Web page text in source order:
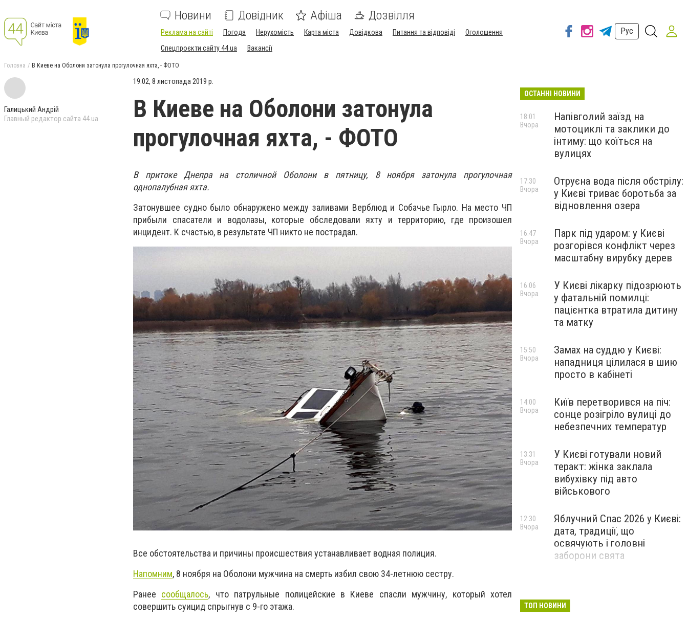
Новини Довідник Афіша Дозвілля
Реклама на сайті Погода Нерухомість Карта міста Довідкова Питання та відповіді
Оголошення
Спецпроєкти сайту 44.ua
Вакансії
Рус
Головна В Киеве на Оболони затонула прогулочная яхта, - ФОТО
Галицький Андрій
Главный редактор сайта 44.ua
19:02, 8 листопада 2019 р.
В Киеве на Оболони затонула
прогулочная яхта, - ФОТО
В притоке Днепра на столичной Оболони в пятницу, 8 ноября затонула прогулочная
однопалубная яхта.
Затонувшее судно было обнаружено между заливами Верблюд и Собачье Гырло. На место ЧП
прибыли спасатели и водолазы, которые обследовали яхту и территорию, где произошел
инцидент. К счастью, в результате ЧП никто не пострадал.
Все обстоятельства и причины происшествия устанавливает водная полиция.
Напомним, 8 ноября на Оболони мужчина на смерть избил свою 34-летнюю сестру.
Ранее сообщалось, что патрульные полицейские в Киеве спасли мужчину, который хотел
совершить суицид спрыгнув с 9-го этажа.
ОСТАННІ НОВИНИ
Напівголий заїзд на
мотоциклі та заклики до
інтиму: що коїться на
вулицях
18:01
Вчора
Отруєна вода після обстрілу:
у Києві триває боротьба за
відновлення озера
17:30
Вчора
Парк під ударом: у Києві
розгорівся конфлікт через
масштабну вирубку дерев
16:47
Вчора
У Києві лікарку підозрюють
у фатальній помилці:
пацієнтка втратила дитину
та матку
16:06
Вчора
Замах на суддю у Києві:
нападниця цілилася в шию
просто в кабінеті
15:50
Вчора
Київ перетворився на піч:
сонце розігріло вулиці до
небезпечних температур
14:00
Вчора
У Києві готували новий
теракт: жінка заклала
вибухівку під авто
військового
13:31
Вчора
Яблучний Спас 2026 у Києві:
дата, традиції, що
освячують і головні
заборони свята
12:30
Вчора
ТОП НОВИНИ